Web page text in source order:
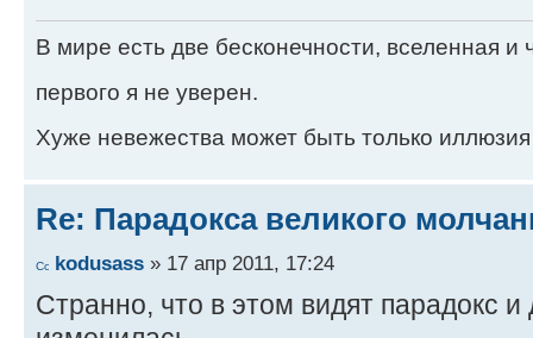
В мире есть две бесконечности, вселенная и
первого я не уверен.
Хуже невежества может быть только
Re: Парадокса великого
kodusass » 17 апр 2011, 17:24
Странно, что в этом видят парадокс